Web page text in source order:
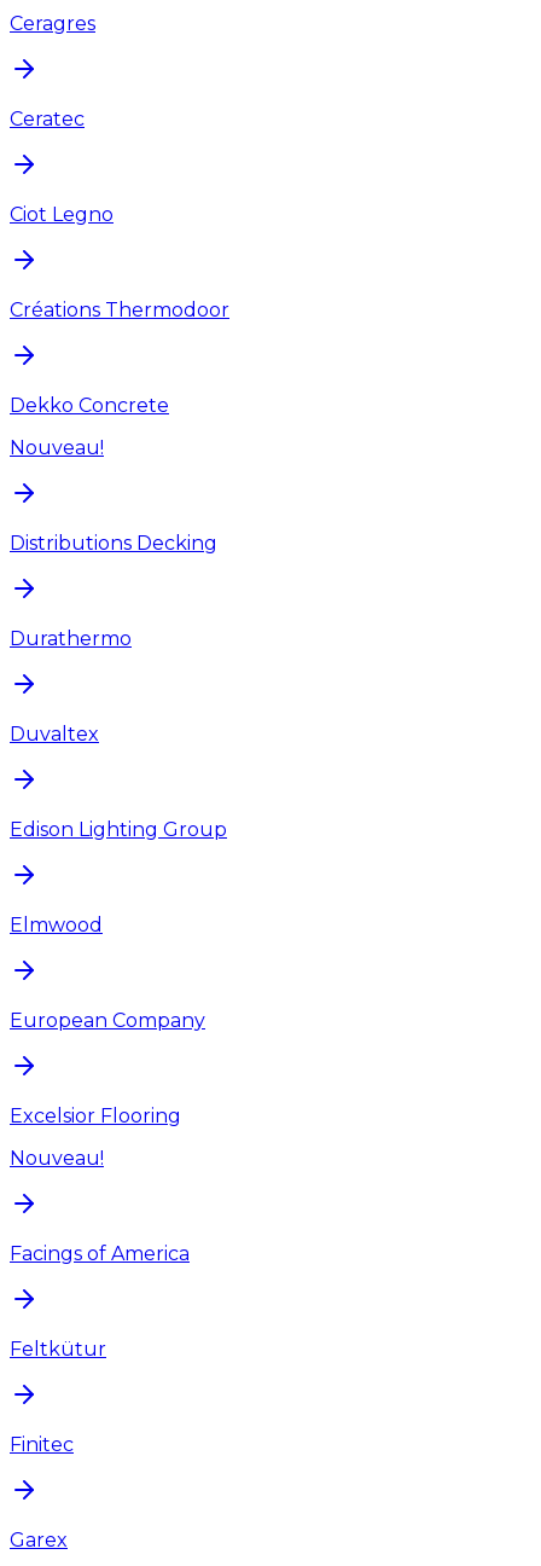
Ceragres
Ceratec
Ciot Legno
Créations Thermodoor
Dekko Concrete
Nouveau!
Distributions Decking
Durathermo
Duvaltex
Edison Lighting Group
Elmwood
European Company
Excelsior Flooring
Nouveau!
Facings of America
Feltkütur
Finitec
Garex